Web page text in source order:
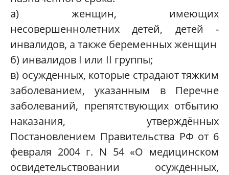
а) женщин, имеющих
несовершеннолетних детей, детей -
инвалидов, а также беременных женщин
б) инвалидов I или II группы;
в) осужденных, которые страдают тяжким
заболеванием, указанным в Перечне
заболеваний, препятствующих отбытию
наказания, утверждённых
Постановлением Правительства РФ от 6
февраля 2004 г. N 54 «О медицинском
освидетельствовании осужденных,